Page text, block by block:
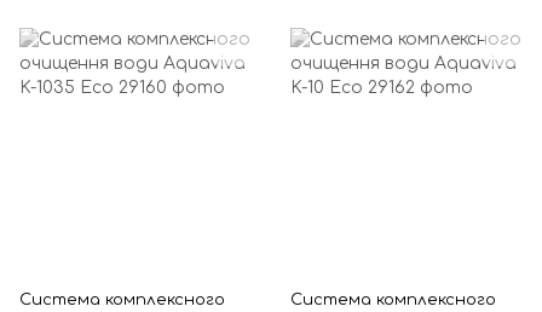
Система комплексного
Система комплексного